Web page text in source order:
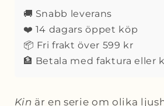
3
pack
White
pack
White
🚚 Snabb leverans
❤️ 14 dagars öppet köp
📦 Fri frakt över 599 kr
🏦 Betala med faktura eller
Kin är en serie om olika